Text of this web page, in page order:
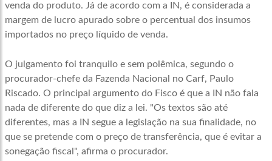
venda do produto. Já de acordo com a IN, é considerada a
margem de lucro apurado sobre o percentual dos insumos
importados no preço líquido de venda.
O julgamento foi tranquilo e sem polêmica, segundo o
procurador-chefe da Fazenda Nacional no Carf, Paulo
Riscado. O principal argumento do Fisco é que a IN não fala
nada de diferente do que diz a lei. "Os textos são até
diferentes, mas a IN segue a legislação na sua finalidade, no
que se pretende com o preço de transferência, que é evitar a
sonegação fiscal", afirma o procurador.